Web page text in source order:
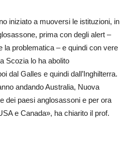
iniziato a muoversi le istituzioni, in
prima con degli alert –
la problematica – e quindi con vere
Scozia lo ha abolito
dal Galles e quindi dall’Inghilterra.
andando Australia, Nuova
dei paesi anglosassoni e per ora
e Canada», ha chiarito il prof.